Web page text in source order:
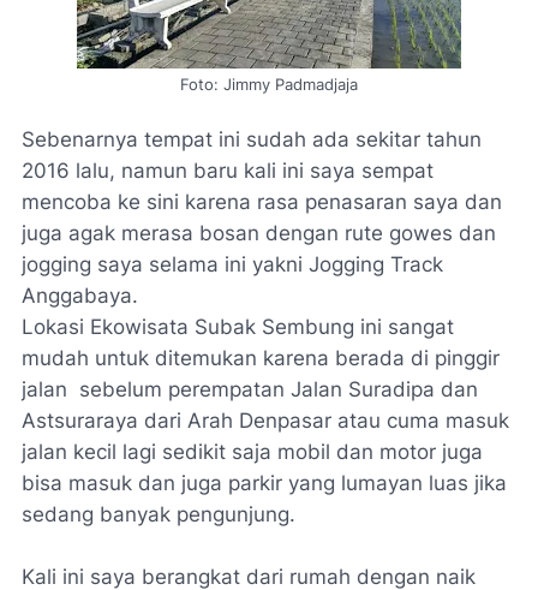
Foto: Jimmy Padmadjaja
Sebenarnya tempat ini sudah ada sekitar tahun
2016 lalu, namun baru kali ini saya sempat
mencoba ke sini karena rasa penasaran saya dan
juga agak merasa bosan dengan rute gowes dan
jogging saya selama ini yakni Jogging Track
Anggabaya.
Lokasi Ekowisata Subak Sembung ini sangat
mudah untuk ditemukan karena berada di pinggir
jalan sebelum perempatan Jalan Suradipa dan
Astsuraraya dari Arah Denpasar atau cuma masuk
jalan kecil lagi sedikit saja mobil dan motor juga
bisa masuk dan juga parkir yang lumayan luas jika
sedang banyak pengunjung.
Kali ini saya berangkat dari rumah dengan naik